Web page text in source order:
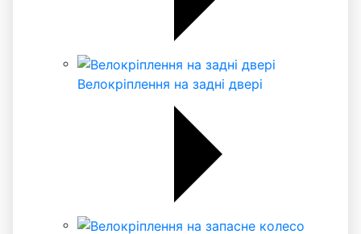
Велокріплення на задні двері